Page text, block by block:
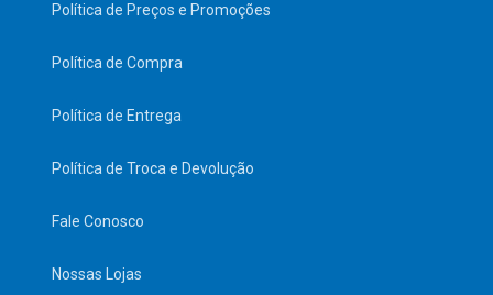
Política de Preços e Promoções
Política de Compra
Política de Entrega
Política de Troca e Devolução
Fale Conosco
Nossas Lojas